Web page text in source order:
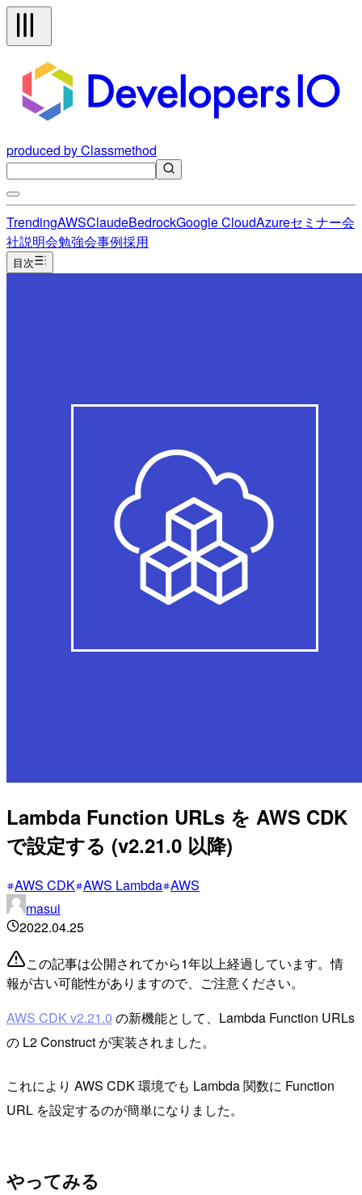
produced by Classmethod
TrendingAWSClaudeBedrockGoogle CloudAzureセミナー会
社説明会勉強会事例採用
目次
Lambda Function URLs を AWS CDK
で設定する (v2.21.0 以降)
AWS CDK AWS Lambda AWS
masui
2022.04.25
この記事は公開されてから1年以上経過しています。情
報が古い可能性がありますので、ご注意ください。
AWS CDK v2.21.0 の新機能として、Lambda Function URLs
の L2 Construct が実装されました。
これにより AWS CDK 環境でも Lambda 関数に Function
URL を設定するのが簡単になりました。
やってみる